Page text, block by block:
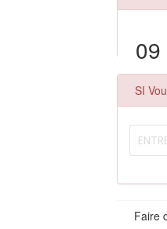
SI
Faire